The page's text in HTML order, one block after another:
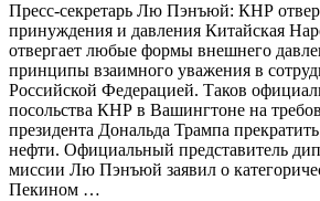
Пресс-секретарь Лю Пэнъюй: КНР
принуждения и давления Китайская
отвергает любые формы внешнего
принципы взаимного уважения в
Российской Федерацией. Таков
посольства КНР в Вашингтоне на
президента Дональда Трампа
нефти. Официальный представитель
миссии Лю Пэнъюй заявил о
Пекином …